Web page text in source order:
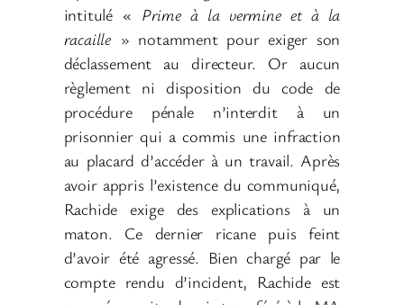
intitulé « Prime à la vermine et à la
racaille » notamment pour exiger son
déclassement au directeur. Or aucun
règlement ni disposition du code de
procédure pénale n’interdit à un
prisonnier qui a commis une infraction
au placard d’accéder à un travail. Après
avoir appris l’existence du communiqué,
Rachide exige des explications à un
maton. Ce dernier ricane puis feint
d’avoir été agressé. Bien chargé par le
compte rendu d’incident, Rachide est